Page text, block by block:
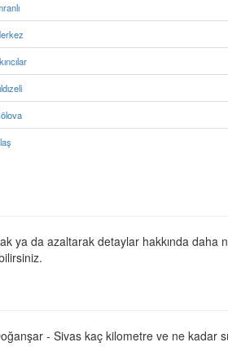
ya da azaltarak detaylar hakkında daha
- Sivas kaç kilometre ve ne kadar